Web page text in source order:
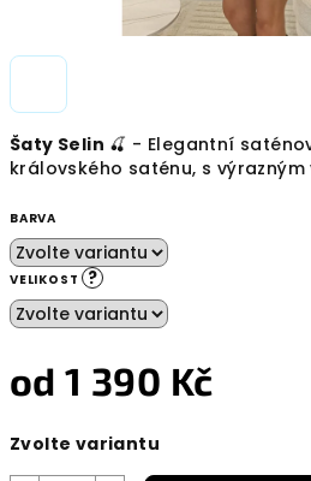
Šaty Selin 🍒 - Elegantní
královského saténu, s výrazným
BARVA
VELIKOST ?
od1 390 Kč
cena:
Zvolte variantu